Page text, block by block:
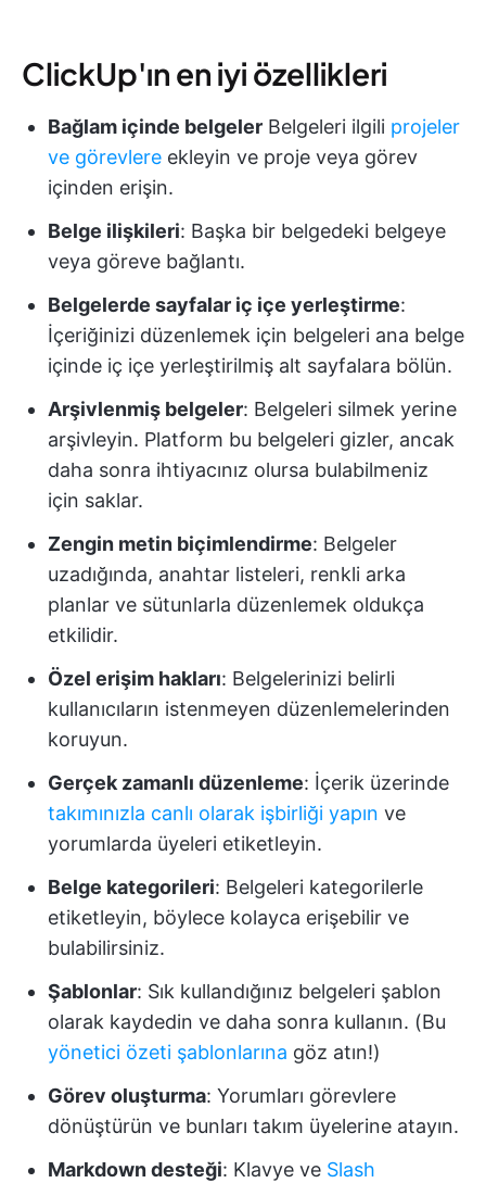
ClickUp'ın en iyi özellikleri
Bağlam içinde belgeler Belgeleri ilgili projeler
ve görevlere ekleyin ve proje veya görev
içinden erişin.
Belge ilişkileri: Başka bir belgedeki belgeye
veya göreve bağlantı.
Belgelerde sayfalar iç içe yerleştirme:
İçeriğinizi düzenlemek için belgeleri ana belge
içinde iç içe yerleştirilmiş alt sayfalara bölün.
Arşivlenmiş belgeler: Belgeleri silmek yerine
arşivleyin. Platform bu belgeleri gizler, ancak
daha sonra ihtiyacınız olursa bulabilmeniz
için saklar.
Zengin metin biçimlendirme: Belgeler
uzadığında, anahtar listeleri, renkli arka
planlar ve sütunlarla düzenlemek oldukça
etkilidir.
Özel erişim hakları: Belgelerinizi belirli
kullanıcıların istenmeyen düzenlemelerinden
koruyun.
Gerçek zamanlı düzenleme: İçerik üzerinde
takımınızla canlı olarak işbirliği yapın ve
yorumlarda üyeleri etiketleyin.
Belge kategorileri: Belgeleri kategorilerle
etiketleyin, böylece kolayca erişebilir ve
bulabilirsiniz.
Şablonlar: Sık kullandığınız belgeleri şablon
olarak kaydedin ve daha sonra kullanın. (Bu
yönetici özeti şablonlarına göz atın!)
Görev oluşturma: Yorumları görevlere
dönüştürün ve bunları takım üyelerine atayın.
Markdown desteği: Klavye ve Slash